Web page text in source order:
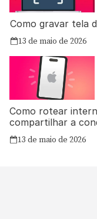
Como gravar tela
13 de maio de 2026
Como rotear
compartilhar a
13 de maio de 2026